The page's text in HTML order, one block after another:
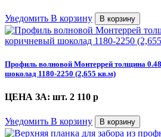
Уведомить В корзину В корзину
Профиль волновой Монтеррей толщина
шоколад 1180-2250 (2,655 кв.м)
ЦЕНА ЗА: шт. 2 110 p
Уведомить В корзину В корзину